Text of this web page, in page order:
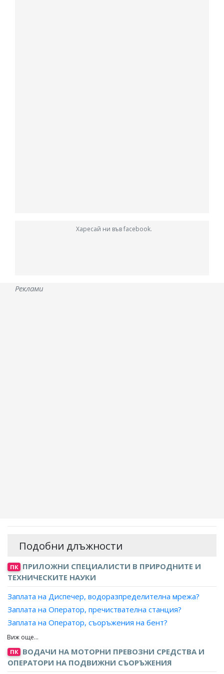
Харесай ни във facebook.
Реклами
Подобни длъжности
ПК ПРИЛОЖНИ СПЕЦИАЛИСТИ В ПРИРОДНИТЕ И
ТЕХНИЧЕСКИТЕ НАУКИ
Заплата на Диспечер, водоразпределителна мрежа?
Заплата на Оператор, пречиствателна станция?
Заплата на Оператор, съоръжения на бент?
Заплата на Оператор, вентилационно оборудване?
Заплата на Оператор, воднопреработвателна станция?
Заплата на Оператор, воднопречиствателна станция?
ПК ВОДАЧИ НА МОТОРНИ ПРЕВОЗНИ СРЕДСТВА И
ОПЕРАТОРИ НА ПОДВИЖНИ СЪОРЪЖЕНИЯ